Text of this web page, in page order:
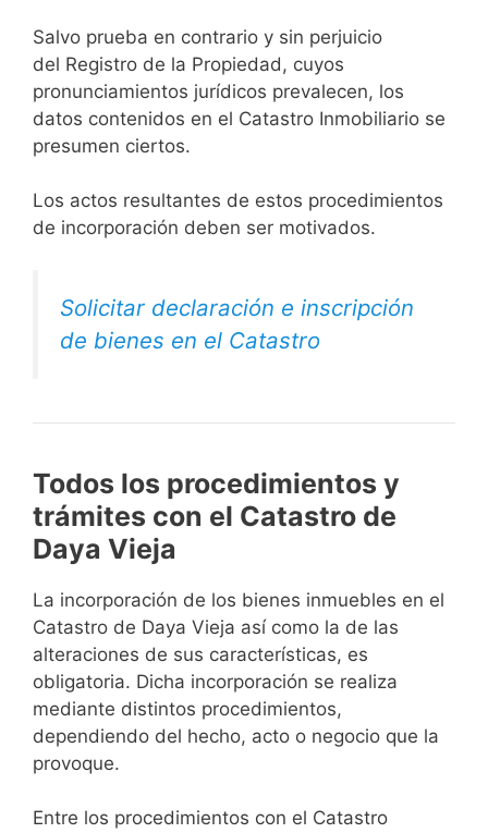
Salvo prueba en contrario y sin perjuicio
del Registro de la Propiedad, cuyos
pronunciamientos jurídicos prevalecen, los
datos contenidos en el Catastro Inmobiliario se
presumen ciertos.
Los actos resultantes de estos procedimientos
de incorporación deben ser motivados.
Solicitar declaración e inscripción
de bienes en el Catastro
Todos los procedimientos y
trámites con el Catastro de
Daya Vieja
La incorporación de los bienes inmuebles en el
Catastro de Daya Vieja así como la de las
alteraciones de sus características, es
obligatoria. Dicha incorporación se realiza
mediante distintos procedimientos,
dependiendo del hecho, acto o negocio que la
provoque.
Entre los procedimientos con el Catastro